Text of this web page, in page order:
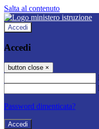
Salta al contenuto
Accedi
Accedi
button close ×
Password dimenticata?